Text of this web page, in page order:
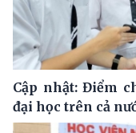
Cập nhật: Điểm
đại học trên cả